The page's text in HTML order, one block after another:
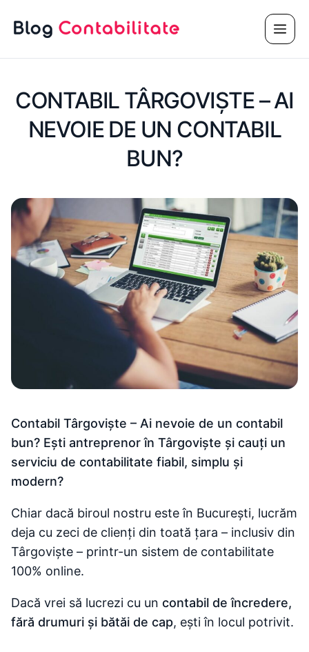
CONTABIL TÂRGOVIȘTE – AI
NEVOIE DE UN CONTABIL
BUN?
Contabil Târgoviște – Ai nevoie de un contabil
bun? Ești antreprenor în Târgoviște și cauți un
serviciu de contabilitate fiabil, simplu și
modern?
Chiar dacă biroul nostru este în București, lucrăm
deja cu zeci de clienți din toată țara – inclusiv din
Târgoviște – printr-un sistem de contabilitate
100% online.
Dacă vrei să lucrezi cu un contabil de încredere,
fără drumuri și bătăi de cap, ești în locul potrivit.